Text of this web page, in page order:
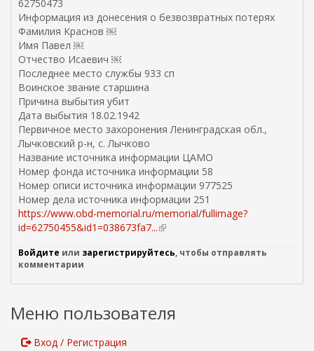
н
е
я
я
л
а
)
62750473
Информация из донесения о безвозвратных потерях
Фамилия Краснов ￼
Имя Павел ￼
Отчество Исаевич ￼
Последнее место службы 933 сп
Воинское звание старшина
Причина выбытия убит
Дата выбытия 18.02.1942
Первичное место захоронения Ленинградская обл.,
Лычковский р-н, с. Лычково
Название источника информации ЦАМО
Номер фонда источника информации 58
Номер описи источника информации 977525
Номер дела источника информации 251
https://www.obd-memorial.ru/memorial/fullimage?
id=62750455&id1=038673fa7...(
н
ш
я
Войдите или зарегистрируйтесь, чтобы отправлять
комментарии
Меню пользователя
Вход / Регистрация